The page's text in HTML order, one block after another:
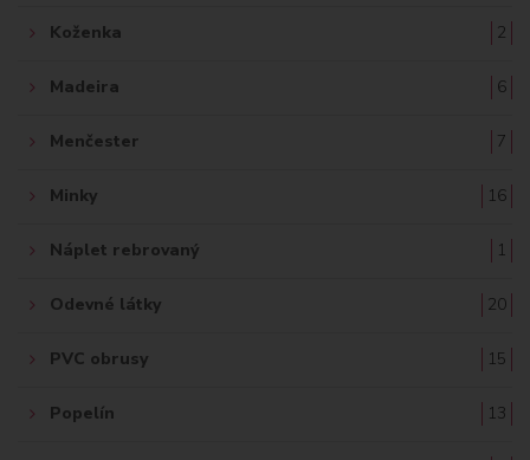
Koženka 2
Madeira 6
Menčester 7
Minky 16
Náplet rebrovaný 1
Odevné látky 20
PVC obrusy 15
Popelín 13